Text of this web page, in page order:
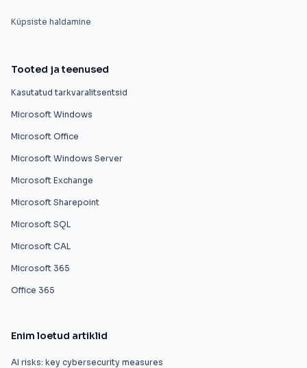
Küpsiste haldamine
Tooted ja teenused
Kasutatud tarkvaralitsentsid
Microsoft Windows
Microsoft Office
Microsoft Windows Server
Microsoft Exchange
Microsoft Sharepoint
Microsoft SQL
Microsoft CAL
Microsoft 365
Office 365
Enim loetud artiklid
AI risks: key cybersecurity measures